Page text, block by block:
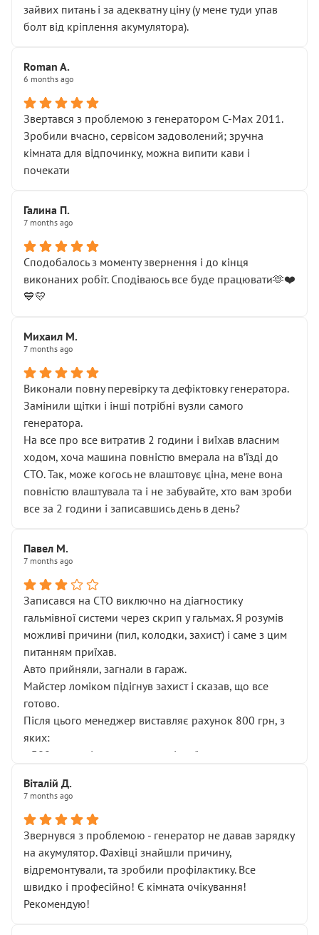
зайвих питань і за адекватну ціну (у мене туди упав
болт від кріплення акумулятора).
Roman A.
6 months ago
Звертався з проблемою з генератором C-Max 2011.
Зробили вчасно, сервісом задоволений; зручна
кімната для відпочинку, можна випити кави і
почекати
Галина П.
7 months ago
Сподобалось з моменту звернення і до кінця
виконаних робіт. Сподіваюсь все буде працювати🫶❤️
💙💛
Михаил М.
7 months ago
Виконали повну перевірку та дефіктовку генератора.
Замінили щітки і інші потрібні вузли самого
генератора.
На все про все витратив 2 години і виїхав власним
ходом, хоча машина повністю вмерала на вʼїзді до
СТО. Так, може когось не влаштовує ціна, мене вона
повністю влаштувала та і не забувайте, хто вам зроби
все за 2 години і записавшись день в день?
Павел М.
7 months ago
Записався на СТО виключно на діагностику
гальмівної системи через скрип у гальмах. Я розумів
можливі причини (пил, колодки, захист) і саме з цим
питанням приїхав.
Авто прийняли, загнали в гараж.
Майстер ломіком підігнув захист і сказав, що все
готово.
Після цього менеджер виставляє рахунок 800 грн, з
яких:
• 300 грн — діагностика гальмівної системи
НЕ погоджував
послуга. Тим більше, я був поруч і жодної реальної
діагностики ходової не проводилось. Після
зауваження гроші за цю “послугу” повернули, що
лише підтвердило мою правоту.
Але головне — я виїжджаю з боксу, і скрип у гальмах
залишився таким самим, як і був. Тобто оплачена
Віталій Д.
7 months ago
Звернувся з проблемою - генератор не давав зарядку
на акумулятор. Фахівці знайшли причину,
відремонтували, та зробили профілактику. Все
швидко і професійно! Є кімната очікування!
Рекомендую!